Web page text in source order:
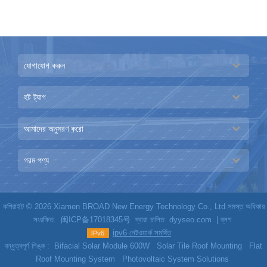
যোগাযোগ করুন
হট ট্যাগ
আমাদের অনুসরণ করো
গরম পণ্য
কপিরাইট © 2026 Xiamen BROAD New Energy Technology Co., Ltd.সমস্ত অধিকার
সংরক্ষিত.
闽ICP备17018345号 দ্বারা চালিত dyyseo.com | ব্লগ
ipv6 নেটওয়ার্ক সমর্থিত
বন্ধুত্বপূর্ণ লিঙ্ক :
Bifacial Solar Module 600W Solar Tile Roof Mounting
Flat
Roof Mounting System
Photovoltaic System Solutions